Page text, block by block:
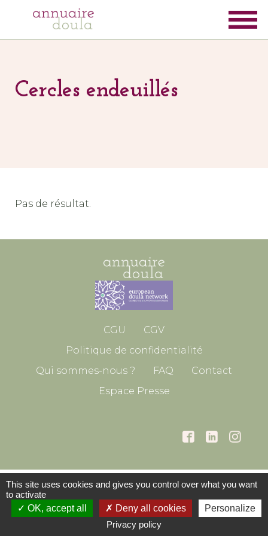
Cercles endeuillés
Pas de résultat.
CGU
CGV
Politique de confidentialité
Qui sommes-nous ?
FAQ
Contact
Espace Presse
This site uses cookies and gives you control over what you want
to activate
OK, accept all
Deny all cookies
Personalize
Privacy policy